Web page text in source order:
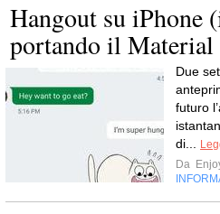
Hangout su iPhone
portando il
Due
futuro
di...
Da